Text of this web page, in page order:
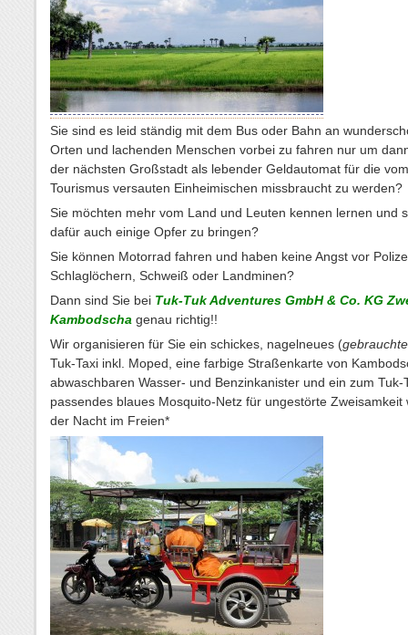
Sie sind es leid ständig mit dem Bus oder Bahn an
Orten und lachenden Menschen vorbei zu fahren nur um
der nächsten Großstadt als lebender Geldautomat für die vom
Tourismus versauten Einheimischen missbraucht zu werden?
Sie möchten mehr vom Land und Leuten kennen lernen und
dafür auch einige Opfer zu bringen?
Sie können Motorrad fahren und haben keine Angst vor
Schlaglöchern, Schweiß oder Landminen?
Dann sind Sie bei Tuk-Tuk Adventures GmbH & Co. KG
Kambodscha genau richtig!!
Wir organisieren für Sie ein schickes, nagelneues (
Tuk-Taxi inkl. Moped, eine farbige Straßenkarte von
abwaschbaren Wasser- und Benzinkanister und ein zum Tuk-
passendes blaues Mosquito-Netz für ungestörte Zweisamkeit
der Nacht im Freien*